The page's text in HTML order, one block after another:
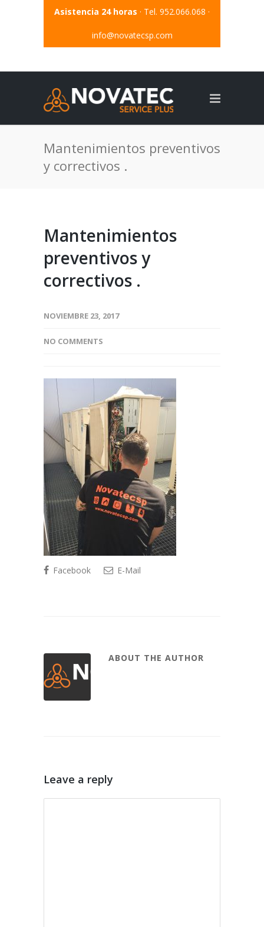
Asistencia 24 horas · Tel. 952.066.068 ·
info@novatecsp.com
Mantenimientos preventivos
y correctivos .
Mantenimientos
preventivos y
correctivos .
NOVIEMBRE 23, 2017
NO COMMENTS
Facebook E-Mail
ABOUT THE AUTHOR
Leave a reply